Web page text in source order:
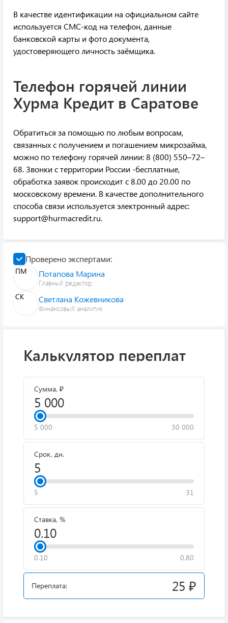
В качестве идентификации на официальном сайте
используется СМС-код на телефон, данные
банковской карты и фото документа,
удостоверяющего личность заёмщика.
Телефон горячей линии
Хурма Кредит в Саратове
Обратиться за помощью по любым вопросам,
связанных с получением и погашением микрозайма,
можно по телефону горячей линии: 8 (800) 550–72–
68. Звонки с территории России -бесплатные,
обработка заявок происходит с 8.00 до 20.00 по
московскому времени. В качестве дополнительного
способа связи используется электронный адрес:
support@hurmacredit.ru.
Проверено экспертами:
ПМ Потапова Марина
Главный редактор
СК Светлана Кожевникова
Финансовый аналитик
Калькулятор переплат
Сумма, ₽
5 000 30 000
Срок, дн.
5 31
Ставка, %
0.10 0.80
Переплата: 25 ₽